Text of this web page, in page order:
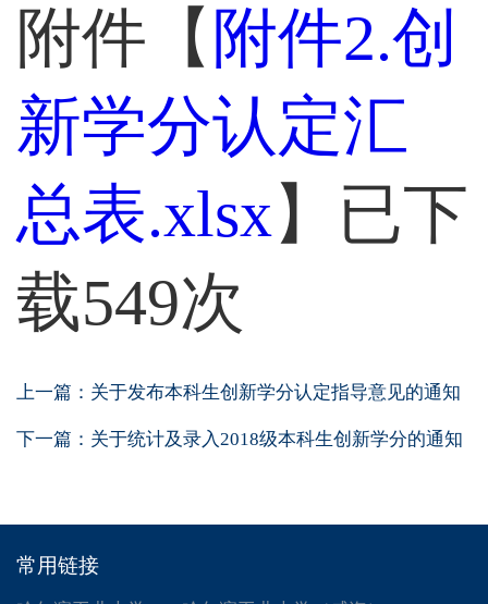
附件【 附件2.创
新学分认定汇
总表.xlsx】已下
载549次
上一篇： 关于发布本科生创新学分认定指导意见的通知
下一篇： 关于统计及录入2018级本科生创新学分的通知
常用链接